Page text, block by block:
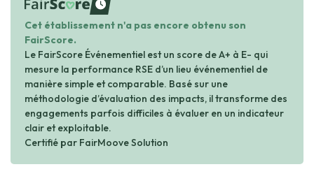
waiting
Cet établissement n'a pas encore obtenu son
FairScore.
Le FairScore Événementiel est un score de A+ à E- qui
mesure la performance RSE d’un lieu événementiel de
manière simple et comparable. Basé sur une
méthodologie d’évaluation des impacts, il transforme des
engagements parfois difficiles à évaluer en un indicateur
clair et exploitable.
Certifié par FairMoove Solution